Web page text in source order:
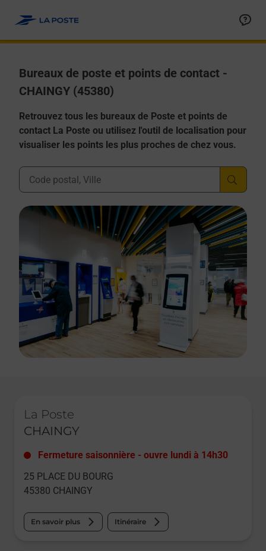
Bureaux de poste et points de contact -
CHAINGY (45380)
Retrouvez tous les bureaux de Poste et points de
contact La Poste ou utilisez l'outil de localisation pour
visualiser les points les plus proches de chez vous.
Ville, Département, Code Postal
La Poste
CHAINGY
Fermeture saisonnière - ouvre lundi à 14h30
25 PLACE DU BOURG
45380 CHAINGY
En savoir plus Itinéraire